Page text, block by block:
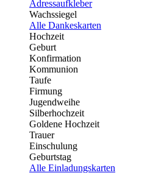
Adressaufkleber
Wachssiegel
Alle Dankeskarten
Hochzeit
Geburt
Konfirmation
Kommunion
Taufe
Firmung
Jugendweihe
Silberhochzeit
Goldene Hochzeit
Trauer
Einschulung
Geburtstag
Alle Einladungskarten